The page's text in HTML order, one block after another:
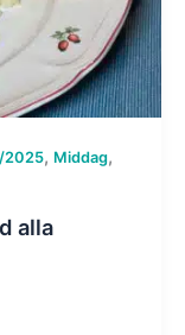
2025, Middag,
alla